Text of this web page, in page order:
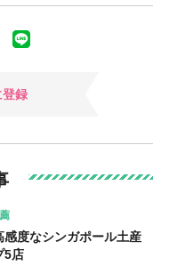
登録
感度なシンガポール土産
5店